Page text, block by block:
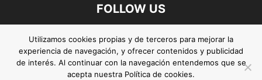
FOLLOW US
Utilizamos cookies propias y de terceros para mejorar la
experiencia de navegación, y ofrecer contenidos y publicidad
de interés. Al continuar con la navegación entendemos que se
acepta nuestra Política de cookies.